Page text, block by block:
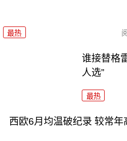
最热
谁接替格
人选”
最热
西欧6月均温破纪录 较常年